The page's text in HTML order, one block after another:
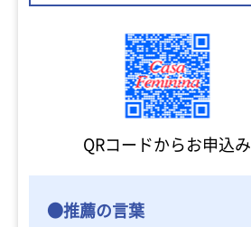
QRコードからお申込み
●推薦の言葉